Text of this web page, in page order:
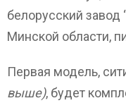
белорусский
Минской области,
Первая модель,
выше), будет